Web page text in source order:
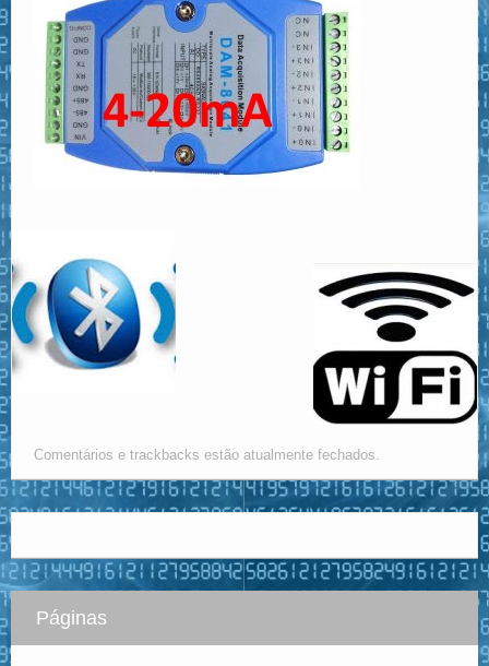
Comentários e trackbacks estão atualmente fechados.
Páginas